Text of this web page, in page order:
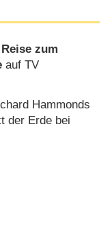
zum
auf TV
Hammonds
der Erde bei